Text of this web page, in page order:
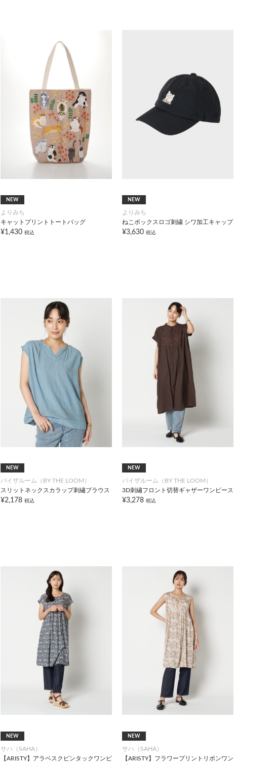
NEW
よりみち
キャットプリントトートバッグ
¥1,430 税込
NEW
よりみち
ねこボックスロゴ刺繍 シワ加工キャップ
¥3,630 税込
NEW
バイザルーム（BY THE LOOM）
スリットネックスカラップ刺繡ブラウス
¥2,178 税込
NEW
バイザルーム（BY THE LOOM）
3D刺繡フロント切替ギャザーワンピース
¥3,278 税込
NEW
サハ（SAHA）
【ARISTY】アラベスクピンタックワンピ
NEW
サハ（SAHA）
【ARISTY】フラワープリントリボンワン